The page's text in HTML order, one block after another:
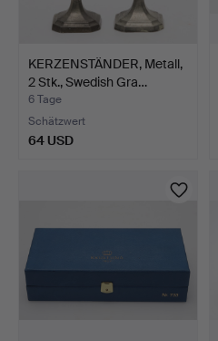
KERZENSTÄNDER, Metall,
2 Stk., Swedish Gra…
6 Tage
Schätzwert
64 USD